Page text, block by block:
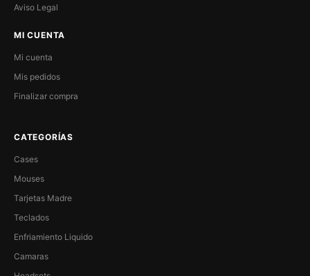
Aviso Legal
MI CUENTA
Mi cuenta
Mis pedidos
Finalizar compra
CATEGORÍAS
Cases
Mouses
Tarjetas Madre
Teclados
Enfriamiento Liquido
Camaras